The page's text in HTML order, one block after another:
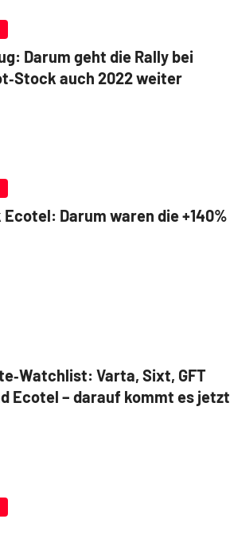
Darum geht die Rally bei
auch 2022 weiter
Ecotel: Darum waren die +140%
Varta, Sixt, GFT
Ecotel – darauf kommt es jetzt